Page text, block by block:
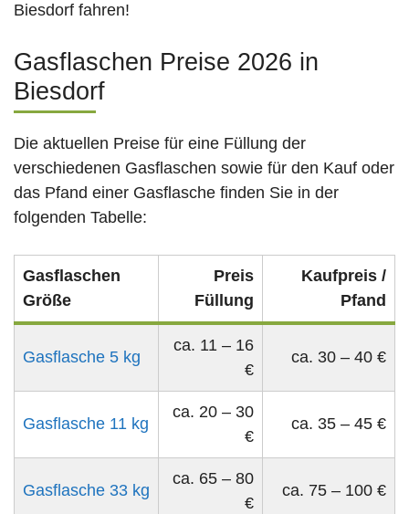
Biesdorf fahren!
Gasflaschen Preise 2026 in
Biesdorf
Die aktuellen Preise für eine Füllung der
verschiedenen Gasflaschen sowie für den Kauf oder
das Pfand einer Gasflasche finden Sie in der
folgenden Tabelle:
Gasflaschen
Größe
Preis
Füllung
Kaufpreis /
Pfand
Gasflasche 5 kg
ca. 11 – 16
€
ca. 30 – 40 €
Gasflasche 11 kg
ca. 20 – 30
€
ca. 35 – 45 €
Gasflasche 33 kg
ca. 65 – 80
€
ca. 75 – 100 €